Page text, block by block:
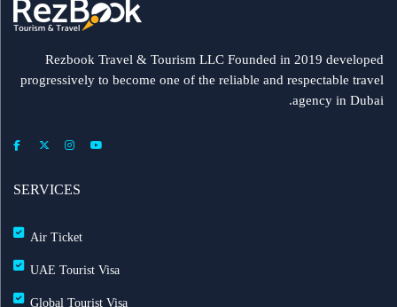
مطار الشارقة يطلق رحلات مباشرة إلى ميونيخ عبر
العربية للطيران
فلاي دبي: تأخير بعض الرحلات بسبب الأحوال الجوية
عرض طيران الإمارات إلى دبي | عشاء بحري وزيارة فنية
طيران الإمارات تشغّل رحلاتها إلى بغداد
Rezbook Travel & Tourism LLC Founded in 2019 developed
progressively to become one of the reliable and respectable travel
agency in Dubai.
SERVICES
Air Ticket
UAE Tourist Visa
Global Tourist Visa